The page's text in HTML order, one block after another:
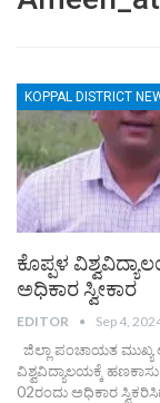
KOPPAL DISTRICT
ಕೊಪ್ಪಳ
ಅಧಿಕಾರ ಸ್ವೀಕಾರ
EDITOR Sep 4,
ಜಿಲ್ಲಾ ಪಂಚಾಯತ ಮುಖ್ಯ
ವಿಶ್ವವಿದ್ಯಾಲಯಕ್ಕೆ
02ರಂದು ಅಧಿಕಾರ